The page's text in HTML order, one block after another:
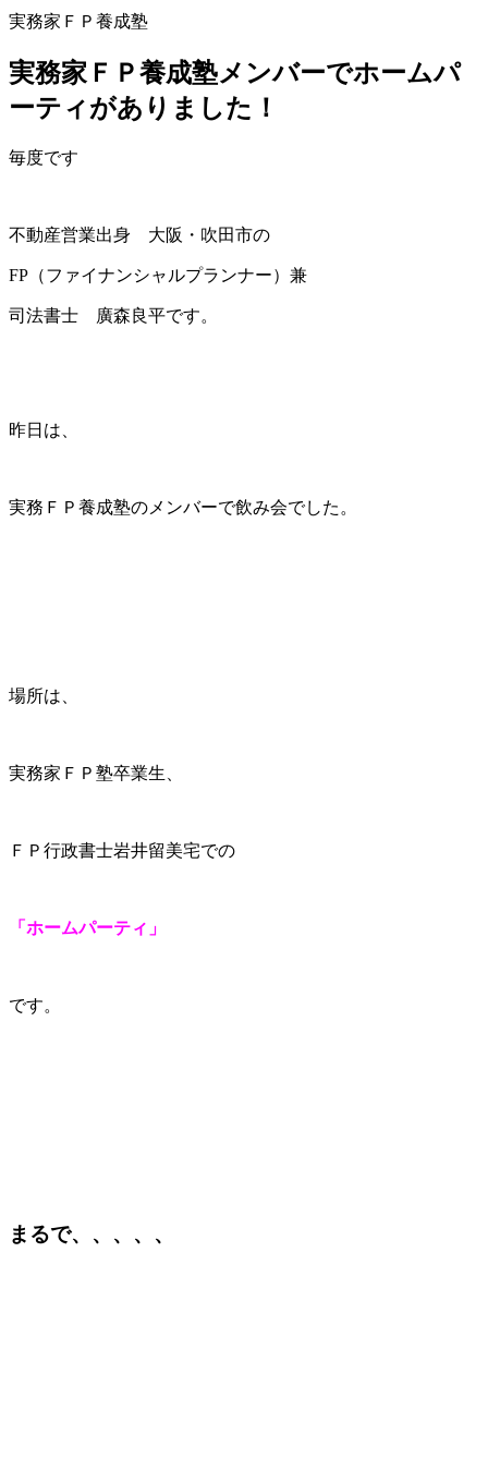
実務家ＦＰ養成塾
実務家ＦＰ養成塾メンバーでホームパ
ーティがありました！
毎度です
不動産営業出身 大阪・吹田市の
FP（ファイナンシャルプランナー）兼
司法書士 廣森良平です。
昨日は、
実務ＦＰ養成塾のメンバーで飲み会でした。
場所は、
実務家ＦＰ塾卒業生、
ＦＰ行政書士岩井留美宅での
「ホームパーティ 」
です。
まるで、、、、、